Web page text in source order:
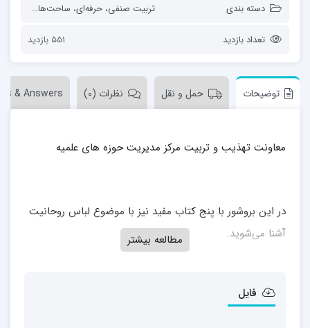
دسته بندی تربیت صنفی، حرفه‌ای، ساحت‌های تربیت
تعداد بازدید 551 بازدید
توضیحات حمل و نقل نظرات (0) & Answers
معاونت تهذیب و تربیت مرکز مدیریت حوزه های علمیه
در این بروشور با پنج کتاب مفید نیز با موضوع لباس روحانیت
آشنا می‌شوید.
مطالعه بیشتر
فایل